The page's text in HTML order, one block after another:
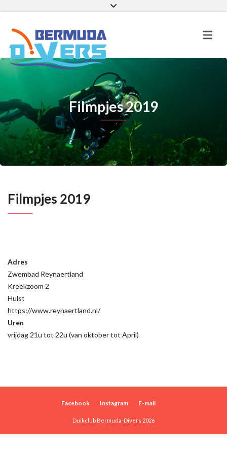
Facebook
Filmpjes 2019
Filmpjes 2019
Adres
Zwembad Reynaertland
Kreekzoom 2
Hulst
https://www.reynaertland.nl/
Uren
vrijdag 21u tot 22u (van oktober tot April)
Facebook Instagram E-mail
Duikclub Bermuda-Divers 2026